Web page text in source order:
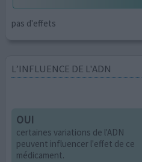
pas d'effets
L’INFLUENCE DE L'ADN
OUI
certaines variations de l'ADN
peuvent influencer l'effet de ce
médicament.